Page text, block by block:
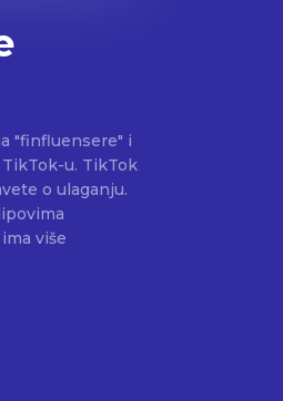
"finfluensere" i
u. TikTok
o ulaganju.
više